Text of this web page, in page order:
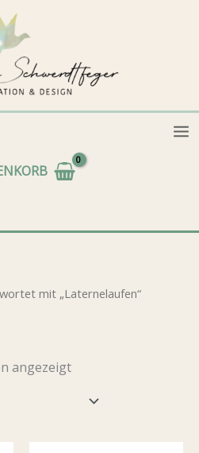
mit „Laternelaufen“
angezeigt